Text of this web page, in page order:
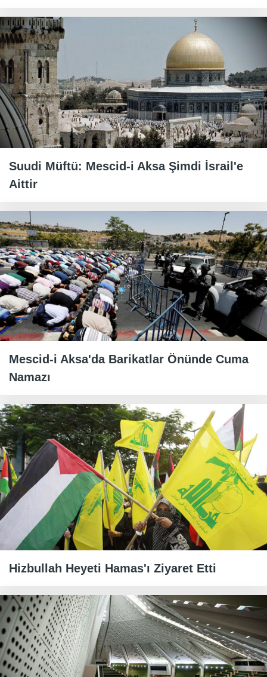
Suudi Müftü: Mescid-i Aksa Şimdi İsrail'e
Aittir
Mescid-i Aksa'da Barikatlar Önünde Cuma
Namazı
Hizbullah Heyeti Hamas'ı Ziyaret Etti